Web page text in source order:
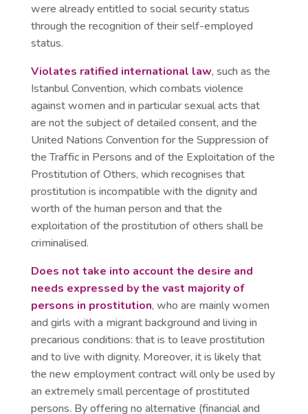
were already entitled to social security status
through the recognition of their self-employed
status.
Violates ratified international law, such as the
Istanbul Convention, which combats violence
against women and in particular sexual acts that
are not the subject of detailed consent, and the
United Nations Convention for the Suppression of
the Traffic in Persons and of the Exploitation of the
Prostitution of Others, which recognises that
prostitution is incompatible with the dignity and
worth of the human person and that the
exploitation of the prostitution of others shall be
criminalised.
Does not take into account the desire and
needs expressed by the vast majority of
persons in prostitution, who are mainly women
and girls with a migrant background and living in
precarious conditions: that is to leave prostitution
and to live with dignity. Moreover, it is likely that
the new employment contract will only be used by
an extremely small percentage of prostituted
persons. By offering no alternative (financial and